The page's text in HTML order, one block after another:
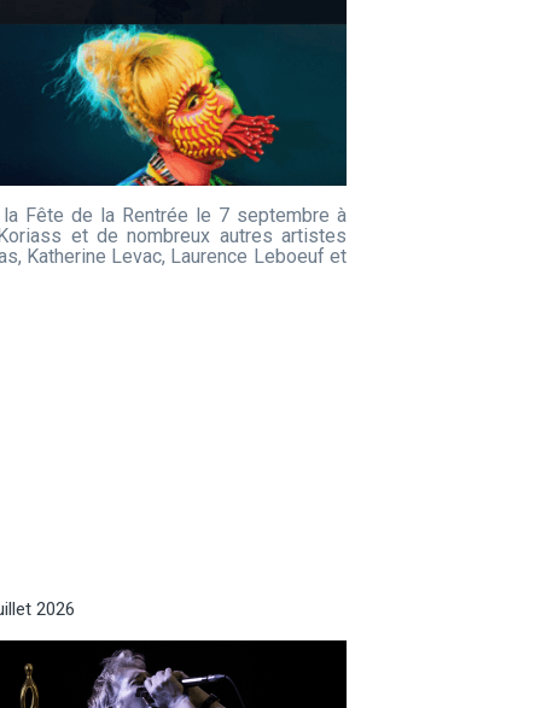
Fête de la Rentrée le 7 septembre à
et de nombreux autres artistes
Katherine Levac, Laurence Leboeuf et
2026